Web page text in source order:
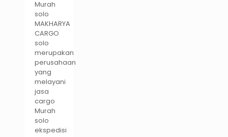
Murah
solo
MAKHARYA
CARGO
solo
merupakan
perusahaan
yang
melayani
jasa
cargo
Murah
solo
ekspedisi